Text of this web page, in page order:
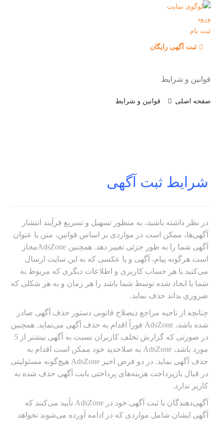
ورود
ثبت نام
ثبت آگهی رایگان
قوانین و شرایط
صفحه اصلی قوانین و شرایط
شرایط ثبت آگهی
در نظر داشته باشید، به منظور تسهیل و تسریع فرآیند انتشار
آگهی‌ها، ممکن است در مواردی بر اساس قوانین، متن یا عنوان
آگهی شما را به طور جزئی تغییر دهد. همچنین AdsZoneمجاز
است هرگونه پیام، آگهی و یا عکسی که به این سایت ارسال
می‌کنید یا هر حساب کاربری و اطلاعات دیگری که مربوط به
شما یا ایجاد شده توسط شما باشد را هر زمان و به هر شکلی که
ضروری بداند حذف نماید.
چنانچه از ناحیه مراجع ذیصلاح قانونی دستور حذف آگهی صادر
شده باشد، AdsZone فوراً اقدام به حذف آگهی می‌نماید. همچنین
در صورتی که گزارش تخلف کاربران نسبت به آگهی بیشتر از 5
مورد باشد، AdsZone به صلاحدید خود ممکن است اقدام به
حذف آگهی نماید. در دو فرض اخیر AdsZone هیچ‌گونه مسئولیتی
در قبال بازپرداخت هزینه‌های پرداختی بابت آگهی حذف شده به
کاربر ندارد.
آگهی‌دهندگان با ثبت آگهی خود در AdsZone تأیید می‌کنند که
آگهی ایشان شامل مواردی که در ادامه آورده می‌شوند نخواهد